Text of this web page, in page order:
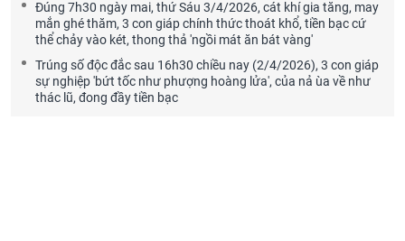
Đúng 7h30 ngày mai, thứ Sáu 3/4/2026, cát khí gia tăng, may
mắn ghé thăm, 3 con giáp chính thức thoát khổ, tiền bạc cứ
thể chảy vào két, thong thả 'ngồi mát ăn bát vàng'
Trúng số độc đắc sau 16h30 chiều nay (2/4/2026), 3 con giáp
sự nghiệp 'bứt tốc như phượng hoàng lửa', của nả ùa về như
thác lũ, đong đầy tiền bạc